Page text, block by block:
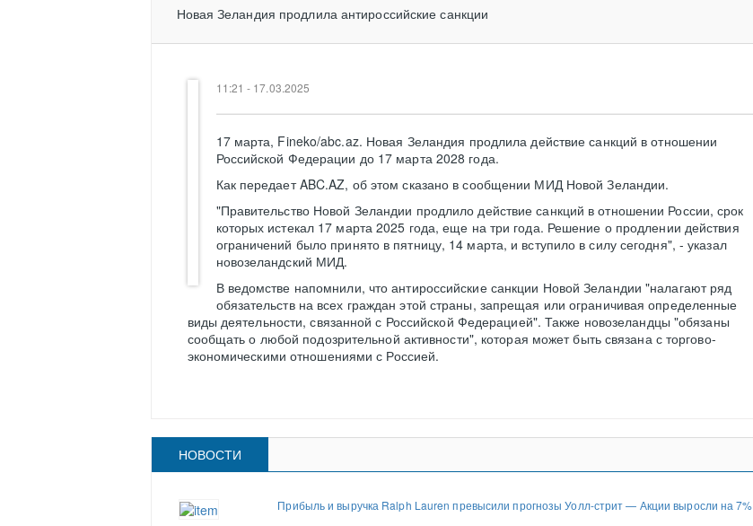
Новая Зеландия продлила антироссийские санкции
11:21 - 17.03.2025
17 марта, Fineko/abc.az. Новая Зеландия продлила действие санкций в отношении
Российской Федерации до 17 марта 2028 года.
Как передает ABC.AZ, об этом сказано в сообщении МИД Новой Зеландии.
"Правительство Новой Зеландии продлило действие санкций в отношении России, срок
которых истекал 17 марта 2025 года, еще на три года. Решение о продлении действия
ограничений было принято в пятницу, 14 марта, и вступило в силу сегодня", - указал
новозеландский МИД.
В ведомстве напомнили, что антироссийские санкции Новой Зеландии "налагают ряд
обязательств на всех граждан этой страны, запрещая или ограничивая определенные
виды деятельности, связанной с Российской Федерацией". Также новозеландцы "обязаны
сообщать о любой подозрительной активности", которая может быть связана с торгово-
экономическими отношениями с Россией.
НОВОСТИ
Прибыль и выручка Ralph Lauren превысили прогнозы Уолл-стрит — Акции выросли на 7%